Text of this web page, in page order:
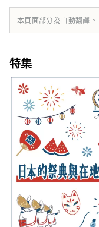
本頁面部分為自動翻譯。
特集